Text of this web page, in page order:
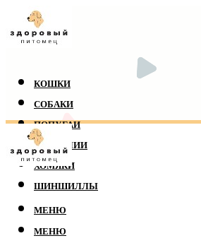
КОШКИ
СОБАКИ
ПОПУГАИ
РЕПТИЛИИ
ХОМЯКИ
ШИНШИЛЛЫ
МЕНЮ
МЕНЮ